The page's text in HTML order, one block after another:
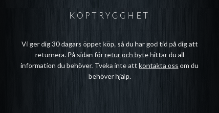
KÖPTRYGGHET
Vi ger dig 30 dagars öppet köp, så du har god tid på dig att
returnera. På sidan förretur och bytehittar du all
information du behöver. Tveka inte att kontakta oss om du
behöver hjälp.